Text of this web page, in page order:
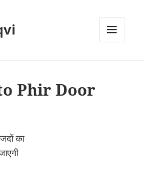
Phir Door
का